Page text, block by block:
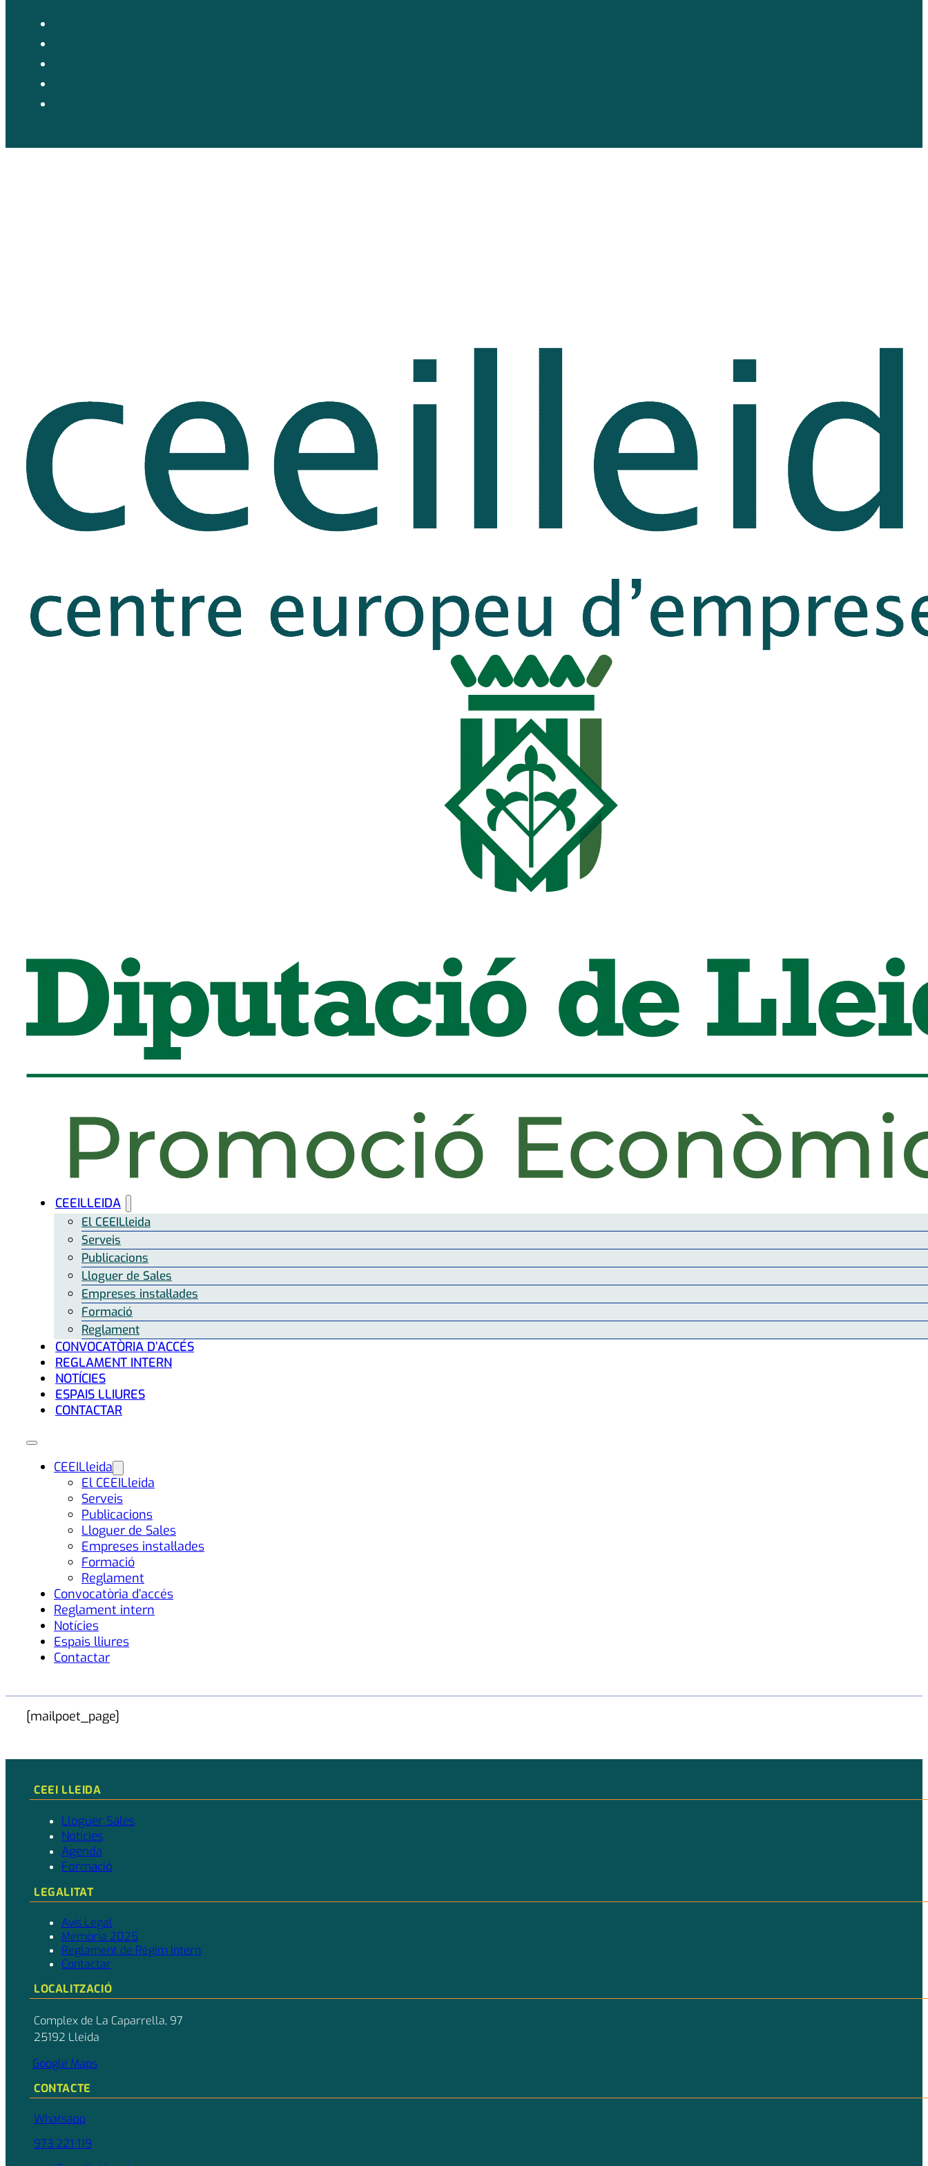
CEEILLEIDA
El CEEILleida
Serveis
Publicacions
Lloguer de Sales
Empreses instal·lades
Formació
Reglament
CONVOCATÒRIA D’ACCÉS
REGLAMENT INTERN
NOTÍCIES
ESPAIS LLIURES
CONTACTAR
CEEILleida
El CEEILleida
Serveis
Publicacions
Lloguer de Sales
Empreses instal·lades
Formació
Reglament
Convocatòria d’accés
Reglament intern
Notícies
Espais lliures
Contactar
[mailpoet_page]
CEEI LLEIDA
Lloguer Sales
Notícies
Agenda
Formació
LEGALITAT
Avís Legal
Memòria 2025
Reglament de Règim Intern
Contactar
LOCALITZACIÓ
Complex de La Caparrella, 97
25192 Lleida
Google Maps
CONTACTE
Whatsapp
973 221 119